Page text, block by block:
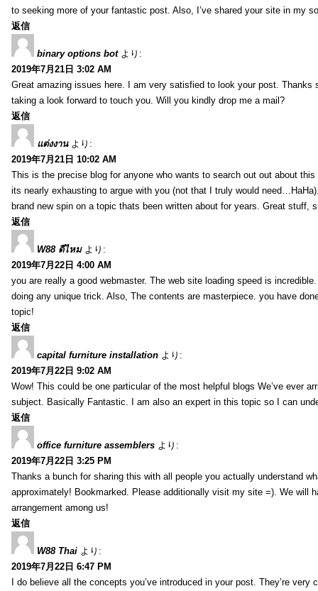
to seeking more of your fantastic post. Also, I’ve shared your site in my
返信
binary options bot より:
2019年7月21日 3:02 AM
Great amazing issues here. I am very satisfied to look your post. Thanks
taking a look forward to touch you. Will you kindly drop me a mail?
返信
แต่งงาน より:
2019年7月21日 10:02 AM
This is the precise blog for anyone who wants to search out out about
its nearly exhausting to argue with you (not that I truly would
brand new spin on a topic thats been written about for years. Great stuff,
返信
W88 ดีไหม より:
2019年7月22日 4:00 AM
you are really a good webmaster. The web site loading speed is
doing any unique trick. Also, The contents are masterpiece. you have
topic!
返信
capital furniture installation より:
2019年7月22日 9:02 AM
Wow! This could be one particular of the most helpful blogs We’ve ever
subject. Basically Fantastic. I am also an expert in this topic so I can
返信
office furniture assemblers より:
2019年7月22日 3:25 PM
Thanks a bunch for sharing this with all people you actually understand
approximately! Bookmarked. Please additionally visit my site =). We will
arrangement among us!
返信
W88 Thai より:
2019年7月22日 6:47 PM
I do believe all the concepts you’ve introduced in your post. They’re very